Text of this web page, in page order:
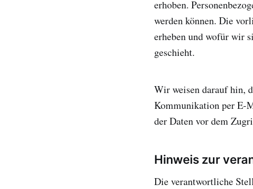
erhoben.
werden können. Die
erheben und wofür wir
geschieht.
Wir weisen darauf hin,
Kommunikation per E-
der Daten vor dem
Hinweis zur
Die verantwortliche